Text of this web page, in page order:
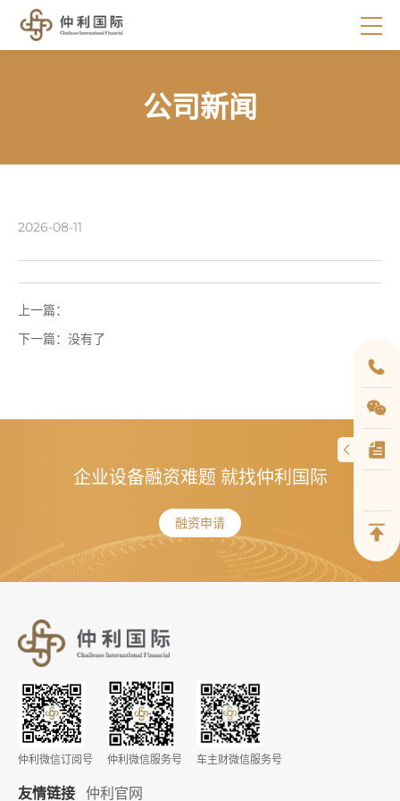
公司新闻
2026-08-11
上一篇：
下一篇： 没有了
企业设备融资难题 就找仲利国际
融资申请
仲利微信订阅号 仲利微信服务号 车主财微信服务号
友情链接 仲利官网